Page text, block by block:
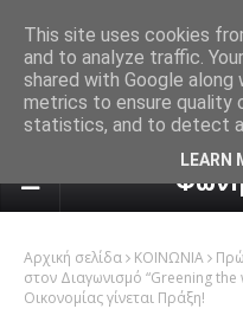
Αρχική σελίδα ΚΟΙΝΩΝΙΑ
στον Διαγωνισμό “Greening the
Οικονομίας γίνεται Πράξη!
This site uses cookies
and to analyze traffic.
shared with Google
metrics to ensure quality
statistics, and to detect
LEARN